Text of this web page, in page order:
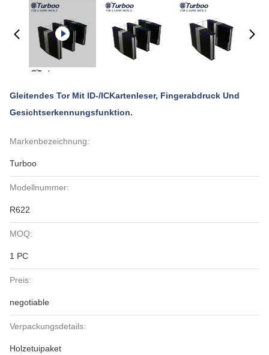
Gleitendes Tor Mit ID-/ICKartenleser, Fingerabdruck Und
Gesichtserkennungsfunktion.
Markenbezeichnung:
Turboo
Modellnummer:
R622
MOQ:
1 PC
Preis:
negotiable
Verpackungsdetails:
Holzetuipaket